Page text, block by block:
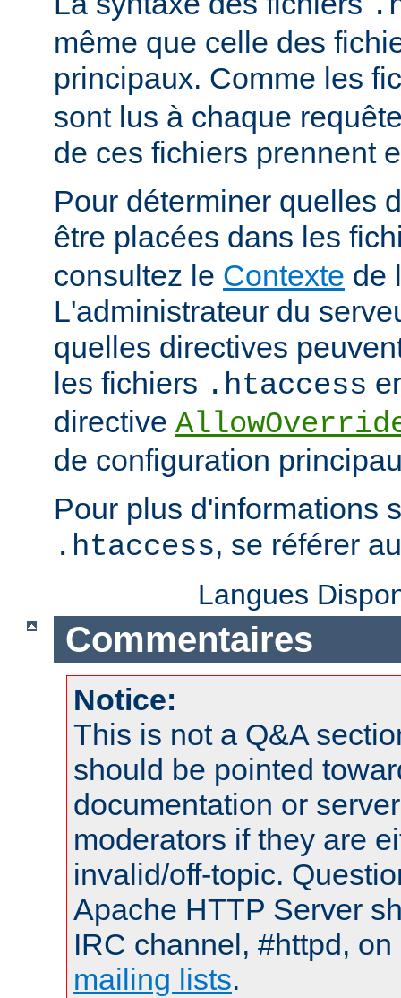
même que celle des
principaux. Comme les
sont lus à chaque
de ces fichiers prennent
Pour déterminer quelles
être placées dans les
consultez le Contexte de
L'administrateur du
quelles directives
les fichiers .htaccess
directive
de configuration
Pour plus d'informations
.htaccess, se référer
Langues
Commentaires
Notice:
This is not a Q&A
should be pointed
documentation or
moderators if they are
invalid/off-topic.
Apache HTTP Server
IRC channel, #httpd,
mailing lists.